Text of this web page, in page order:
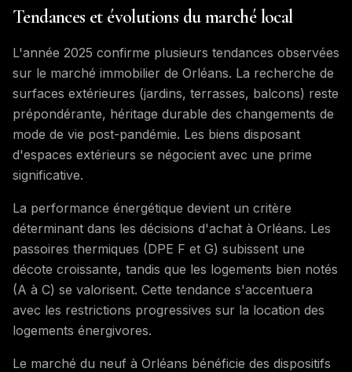
Tendances et évolutions du marché local
L'année 2025 confirme plusieurs tendances observées
sur le marché immobilier de Orléans. La recherche de
surfaces extérieures (jardins, terrasses, balcons) reste
prépondérante, héritage durable des changements de
mode de vie post-pandémie. Les biens disposant
d'espaces extérieurs se négocient avec une prime
significative.
La performance énergétique devient un critère
déterminant dans les décisions d'achat à Orléans. Les
passoires thermiques (DPE F et G) subissent une
décote croissante, tandis que les logements bien notés
(A à C) se valorisent. Cette tendance s'accentuera
avec les restrictions progressives sur la location des
logements énergivores.
Le marché du neuf à Orléans bénéficie des dispositifs